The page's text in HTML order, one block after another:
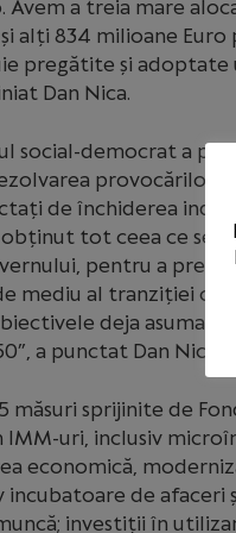
a treia mare
alți 834 milioane
pregătite și
Dan Nica.
social-democrat a
provocărilor
de închiderea
tot ceea ce se
pentru a
mediu al tranziției
deja asumate
a punctat Dan Nica.
măsuri sprijinite de
uri, inclusiv
economică,
incubatoare de afaceri
investiții în